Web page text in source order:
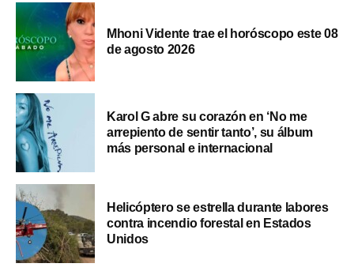
Mhoni Vidente trae el horóscopo este 08
de agosto 2026
Karol G abre su corazón en ‘No me
arrepiento de sentir tanto’, su álbum
más personal e internacional
Helicóptero se estrella durante labores
contra incendio forestal en Estados
Unidos